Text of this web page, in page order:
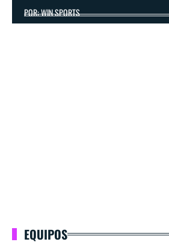
POR: WIN SPORTS
EQUIPOS